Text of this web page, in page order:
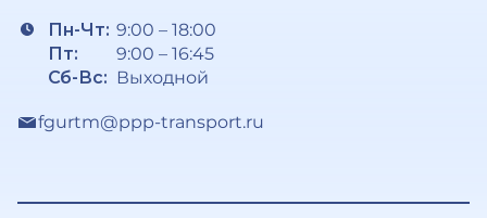
Пн-Чт:
Пт:
Сб-Вс:
9:00 – 18:00
9:00 – 16:45
Выходной
fgurtm@ppp-transport.ru